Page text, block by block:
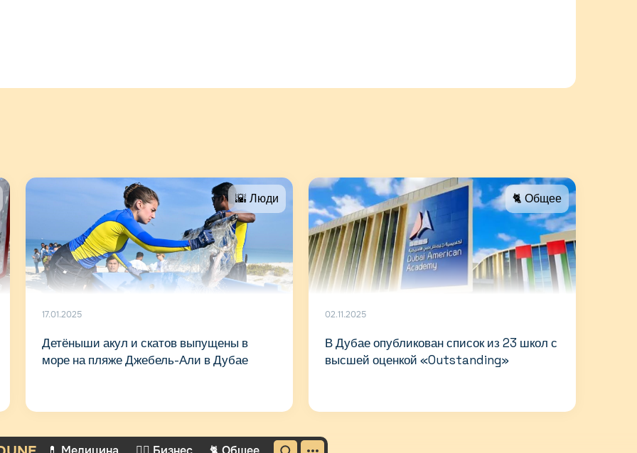
🌇 Люди
17.01.2025
Детёныши акул и скатов выпущены в
море на пляже Джебель-Али в Дубае
🐈 Общее
02.11.2025
В Дубае опубликован список из 23 школ с
высшей оценкой «Outstanding»